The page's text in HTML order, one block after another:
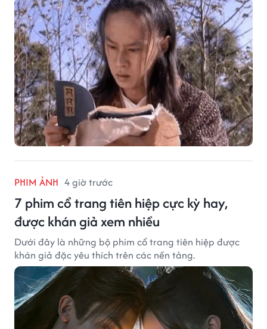
PHIM ẢNH 4 giờ trước
7 phim cổ trang tiên hiệp cực kỳ hay,
được khán giả xem nhiều
Dưới đây là những bộ phim cổ trang tiên hiệp được
khán giả đặc yêu thích trên các nền tảng.